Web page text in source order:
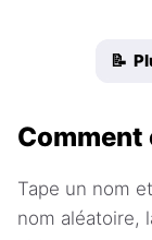
📝
Tape un nom
nom aléatoire,